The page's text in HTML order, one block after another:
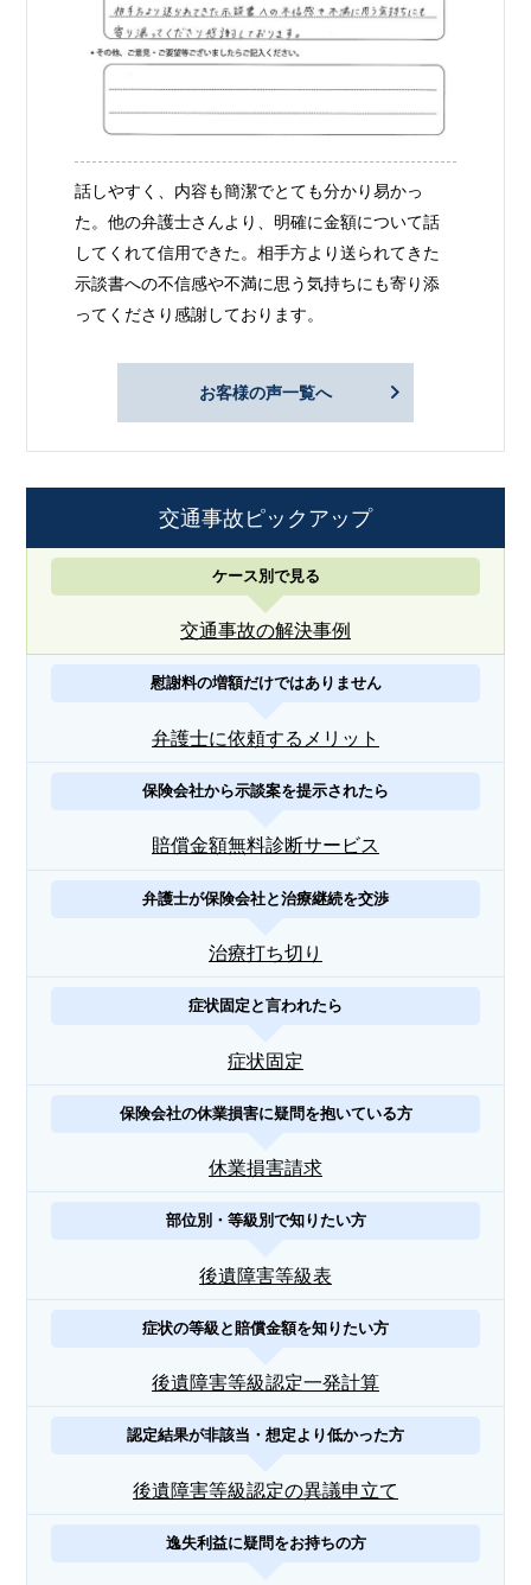
話しやすく、内容も簡潔でとても分かり易かっ
た。他の弁護士さんより、明確に金額について話
してくれて信用できた。相手方より送られてきた
示談書への不信感や不満に思う気持ちにも寄り添
ってくださり感謝しております。
お客様の声一覧へ
交通事故ピックアップ
ケース別で見る
交通事故の解決事例
慰謝料の増額だけではありません
弁護士に依頼するメリット
保険会社から示談案を提示されたら
賠償金額無料診断サービス
弁護士が保険会社と治療継続を交渉
治療打ち切り
症状固定と言われたら
症状固定
保険会社の休業損害に疑問を抱いている方
休業損害請求
部位別・等級別で知りたい方
後遺障害等級表
症状の等級と賠償金額を知りたい方
後遺障害等級認定一発計算
認定結果が非該当・想定より低かった方
後遺障害等級認定の異議申立て
逸失利益に疑問をお持ちの方